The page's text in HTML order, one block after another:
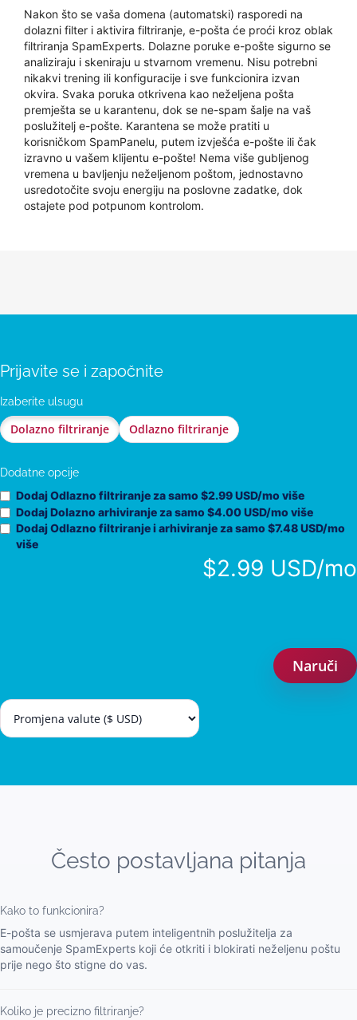
Nakon što se vaša domena (automatski) rasporedi na
dolazni filter i aktivira filtriranje, e-pošta će proći kroz oblak
filtriranja SpamExperts. Dolazne poruke e-pošte sigurno se
analiziraju i skeniraju u stvarnom vremenu. Nisu potrebni
nikakvi trening ili konfiguracije i sve funkcionira izvan
okvira. Svaka poruka otkrivena kao neželjena pošta
premješta se u karantenu, dok se ne-spam šalje na vaš
poslužitelj e-pošte. Karantena se može pratiti u
korisničkom SpamPanelu, putem izvješća e-pošte ili čak
izravno u vašem klijentu e-pošte! Nema više gubljenog
vremena u bavljenju neželjenom poštom, jednostavno
usredotočite svoju energiju na poslovne zadatke, dok
ostajete pod potpunom kontrolom.
Prijavite se i započnite
Izaberite ulsugu
Dolazno filtriranje Odlazno filtriranje
Dodatne opcije
Dodaj Odlazno filtriranje zasamo $2.99 USD/mo više
Dodaj Dolazno arhiviranje zasamo $4.00 USD/mo više
Dodaj Odlazno filtriranje i arhiviranje zasamo $7.48 USD/mo
više
$2.99 USD/mo
Naruči
Često postavljana pitanja
Kako to funkcionira?
E-pošta se usmjerava putem inteligentnih poslužitelja za
samoučenje SpamExperts koji će otkriti i blokirati neželjenu poštu
prije nego što stigne do vas.
Koliko je precizno filtriranje?